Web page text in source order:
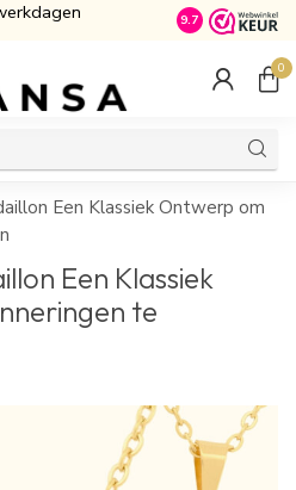
Inclusief
9.7
0
Een Klassiek Ontwerp om
Een Klassiek
te